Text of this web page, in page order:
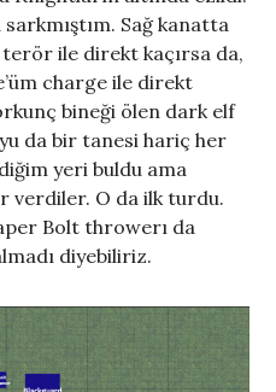
sarkmıştım. Sağ kanatta
ile direkt kaçırsa da,
charge ile direkt
bineği ölen dark elf
da bir tanesi hariç her
yeri buldu ama
verdiler. O da ilk turdu.
Bolt throwerı da
diyebiliriz.